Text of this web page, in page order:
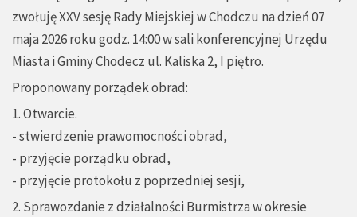
zwołuję XXV sesję Rady Miejskiej w Chodczu na dzień 07
maja 2026 roku godz. 14:00 w sali konferencyjnej Urzędu
Miasta i Gminy Chodecz ul. Kaliska 2, I piętro.
Proponowany porządek obrad:
1. Otwarcie.
- stwierdzenie prawomocności obrad,
- przyjęcie porządku obrad,
- przyjęcie protokołu z poprzedniej sesji,
2. Sprawozdanie z działalności Burmistrza w okresie